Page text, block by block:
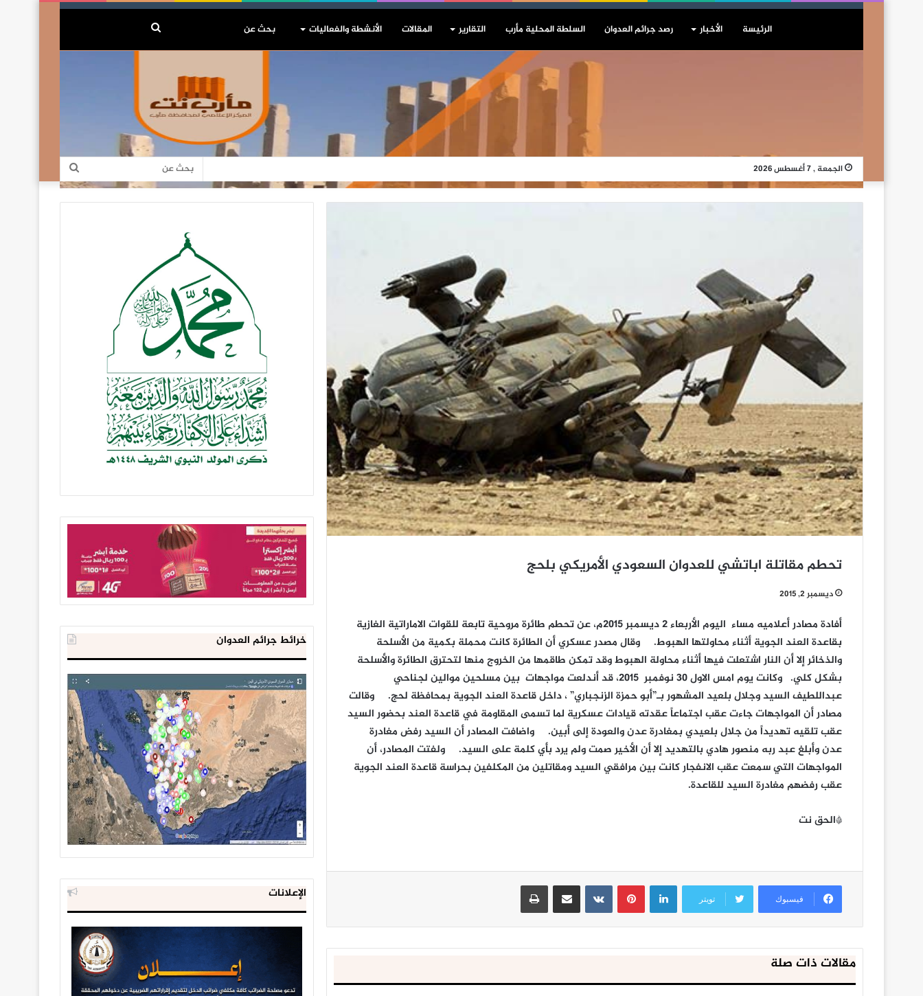
الرئيسة الأخبار رصد جرائم العدوان السلطة المحلية مأرب التقارير المقالات الأنشطة والفعاليات بحث
الجمعة , 7 أغسطس 2026
بحث
عن
تحطم مقاتلة اباتشي للعدوان السعودي الأمريكي بلحج
ديسمبر 2, 2015
أفادة مصادر أعلاميه مساء اليوم الأربعاء 2 ديسمبر 2015م، عن تحطم طائرة مروحية تابعة للقوات الاماراتية الغازية
بقاعدة العند الجوية أثناء محاولتها الهبوط. وقال مصدر عسكري أن الطائرة كانت محملة بكمية من الأسلحة
والذخائر إلا أن النار اشتعلت فيها أثناء محاولة الهبوط وقد تمكن طاقمها من الخروج منها لتحترق الطائرة والأسلحة
بشكل كلي. وكانت يوم امس الاول 30 نوفمبر 2015، قد أندلعت مواجهات بين مسلحين موالين لجناحي
عبداللطيف السيد وجلال بلعيد المشهور بـ”أبو حمزة الزنجباري” ، داخل قاعدة العند الجوية بمحافظة لحج. وقالت
مصادر أن المواجهات جاءت عقب اجتماعاً عقدته قيادات عسكرية لما تسمى المقاومة في قاعدة العند بحضور السيد
عقب تلقيه تهديداً من جلال بلعيدي بمغادرة عدن والعودة إلى أبين. واضافت المصادر أن السيد رفض مغادرة
عدن وأبلغ عبد ربه منصور هادي بالتهديد إلا أن الأخير صمت ولم يرد بأي كلمة على السيد. ولفتت المصادر، أن
المواجهات التي سمعت عقب الانفجار كانت بين مرافقي السيد ومقاتلين من المكلفين بحراسة قاعدة العند الجوية
عقب رفضهم مغادرة السيد للقاعدة.
*الحق نت
فيسبوك تويتر
لينكدإنبينتيريست مشاركة عبر البريد طباعة
مقالات ذات صلة
خرائط جرائم العدوان
الإعلانات